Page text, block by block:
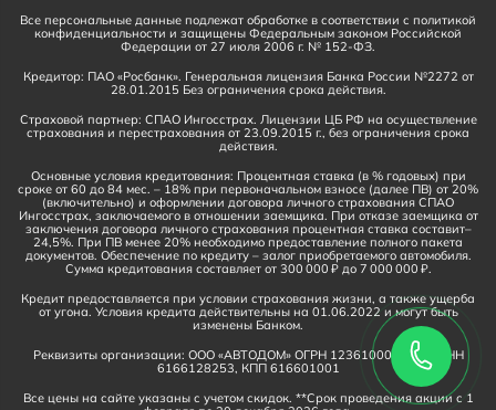
Все персональные данные подлежат обработке в соответствии с политикой
конфиденциальности и защищены Федеральным законом Российской
Федерации от 27 июля 2006 г. № 152-ФЗ.
Кредитор: ПАО «Росбанк». Генеральная лицензия Банка России №2272 от
28.01.2015 Без ограничения срока действия.
Страховой партнер: СПАО Ингосстрах. Лицензии ЦБ РФ на осуществление
страхования и перестрахования от 23.09.2015 г., без ограничения срока
действия.
Основные условия кредитования: Процентная ставка (в % годовых) при
сроке от 60 до 84 мес. – 18% при первоначальном взносе (далее ПВ) от 20%
(включительно) и оформлении договора личного страхования СПАО
Ингосстрах, заключаемого в отношении заемщика. При отказе заемщика от
заключения договора личного страхования процентная ставка составит–
24,5%. При ПВ менее 20% необходимо предоставление полного пакета
документов. Обеспечение по кредиту – залог приобретаемого автомобиля.
Сумма кредитования составляет от 300 000 ₽ до 7 000 000 ₽.
Кредит предоставляется при условии страхования жизни, а также ущерба
от угона. Условия кредита действительны на 01.06.2022 и могут быть
изменены Банком.
Реквизиты организации: ООО «АВТОДОМ» ОГРН 1236100016910, ИНН
6166128253, КПП 616601001
Все цены на сайте указаны с учетом скидок. **Срок проведения акции с 1